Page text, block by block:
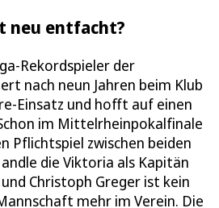
neu entfacht?
Rekordspieler der
nach neun Jahren beim Klub
Einsatz und hofft auf einen
im Mittelrheinpokalfinale
Pflichtspiel zwischen beiden
die Viktoria als Kapitän
Christoph Greger ist kein
mehr im Verein. Die